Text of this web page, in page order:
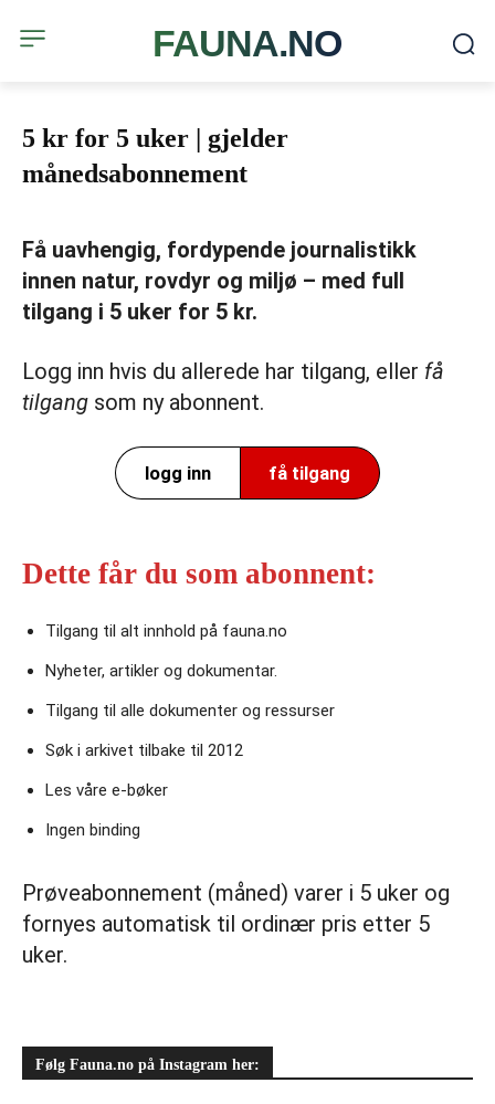
FAUNA.NO
5 kr for 5 uker | gjelder
månedsabonnement
Få uavhengig, fordypende journalistikk
innen natur, rovdyr og miljø – med full
tilgang i 5 uker for 5 kr.
Logg inn hvis du allerede har tilgang, eller få
tilgang som ny abonnent.
logg inn få tilgang
Dette får du som abonnent:
Tilgang til alt innhold på fauna.no
Nyheter, artikler og dokumentar.
Tilgang til alle dokumenter og ressurser
Søk i arkivet tilbake til 2012
Les våre e‑bøker
Ingen binding
Prøveabonnement (måned) varer i 5 uker og
fornyes automatisk til ordinær pris etter 5
uker.
Følg Fauna.no på Instagram her: